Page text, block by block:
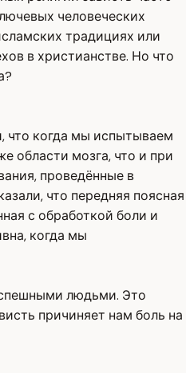
человеческих
традициях или
в христианстве. Но что
что когда мы испытываем
области мозга, что и при
проведённые в
что передняя поясная
с обработкой боли и
когда мы
людьми. Это
причиняет нам боль на